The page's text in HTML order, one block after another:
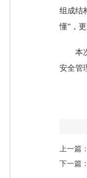
组成结
懂”，
本
安全管
上一
下一篇